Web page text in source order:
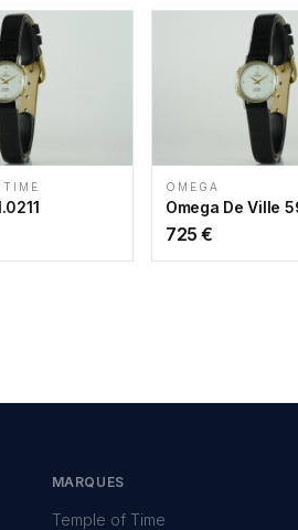
OMEGA
Omega De Ville
725 €
MARQUES
Temple of Time